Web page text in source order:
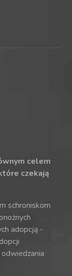
celem
czekają
schroniskom
adopcją -